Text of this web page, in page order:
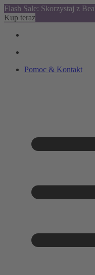
Flash Sale: Skorzystaj z
Kup teraz
Pomoc & Kontakt